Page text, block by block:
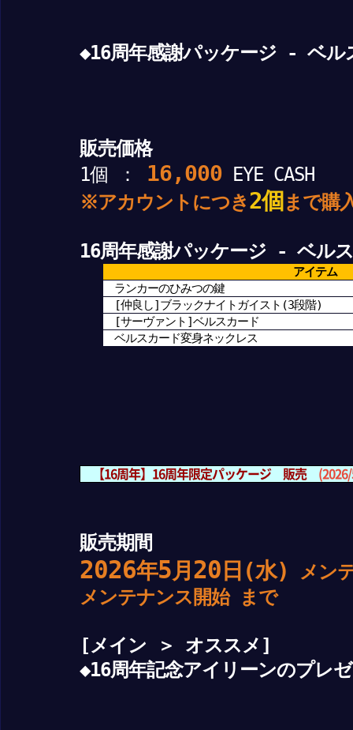
◆16周年感謝パッケージ - ベル
販売価格
1個 ： 16,000 EYE CASH
※アカウントにつき2個 まで購
16周年感謝パッケージ - ベル
アイテム
ランカーのひみつの鍵
[仲良し]ブラックナイトガイスト(3段階)
[サーヴァント]ベルスカード
ベルスカード変身ネックレス
【16周年】16周年限定パッケージ 販売
販売期間
2026年5月 20 日(水)
メン
メンテナンス開始 まで
[メイン ＞ オススメ]
◆16周年記念アイリーンのプレ